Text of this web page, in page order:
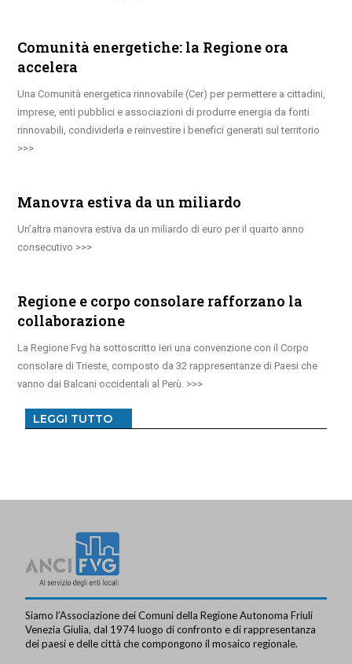
Comunità energetiche: la Regione ora
accelera
Una Comunità energetica rinnovabile (Cer) per permettere a cittadini,
imprese, enti pubblici e associazioni di produrre energia da fonti
rinnovabili, condividerla e reinvestire i benefici generati sul territorio
Manovra estiva da un miliardo
Un’altra manovra estiva da un miliardo di euro per il quarto anno
consecutivo
Regione e corpo consolare rafforzano la
collaborazione
La Regione Fvg ha sottoscritto ieri una convenzione con il Corpo
consolare di Trieste, composto da 32 rappresentanze di Paesi che
vanno dai Balcani occidentali al Perù.
LEGGI TUTTO
Siamo l’Associazione dei Comuni della Regione Autonoma Friuli
Venezia Giulia, dal 1974 luogo di confronto e di rappresentanza
dei paesi e delle città che compongono il mosaico regionale.